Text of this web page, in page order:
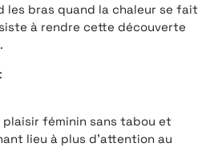
les bras quand la chaleur se fait
à rendre cette découverte
plaisir féminin sans tabou et
lieu à plus d’attention au